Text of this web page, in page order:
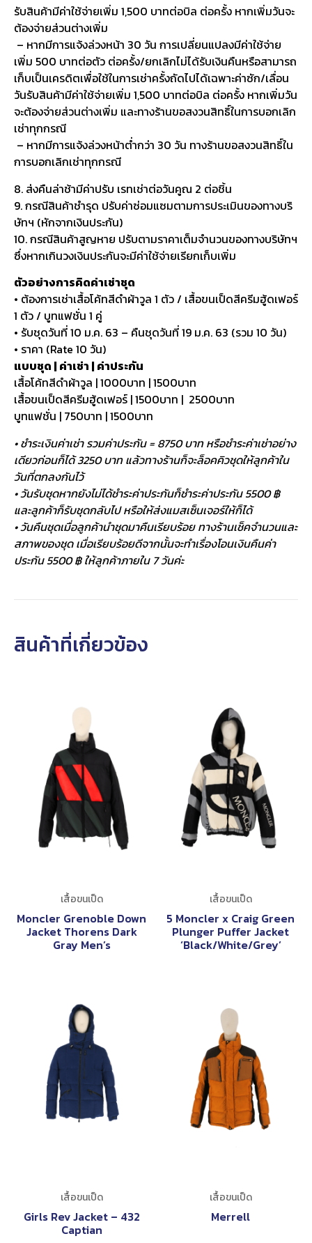
รับสินค้ามีค่าใช้จ่ายเพิ่ม 1,500 บาทต่อบิล ต่อครั้ง หากเพิ่มวันจะ
ต้องจ่ายส่วนต่างเพิ่ม
– หากมีการแจ้งล่วงหน้า 30 วัน การเปลี่ยนแปลงมีค่าใช้จ่าย
เพิ่ม 500 บาทต่อตัว ต่อครั้ง/ยกเลิกไม่ได้รับเงินคืนหรือสามารถ
เก็บเป็นเครดิตเพื่อใช้ในการเช่าครั้งถัดไปได้เฉพาะค่าซัก/เลื่อน
วันรับสินค้ามีค่าใช้จ่ายเพิ่ม 1,500 บาทต่อบิล ต่อครั้ง หากเพิ่มวัน
จะต้องจ่ายส่วนต่างเพิ่ม และทางร้านขอสงวนสิทธิ์ในการบอกเลิก
เช่าทุกกรณี
– หากมีการแจ้งล่วงหน้าต่ำกว่า 30 วัน ทางร้านขอสงวนสิทธิ์ใน
การบอกเลิกเช่าทุกกรณี
8. ส่งคืนล่าช้ามีค่าปรับ เรทเช่าต่อวันคูณ 2 ต่อชิ้น
9. กรณีสินค้าชำรุด ปรับค่าซ่อมแซมตามการประเมินของทางบริ
ษัทฯ (หักจากเงินประกัน)
10. กรณีสินค้าสูญหาย ปรับตามราคาเต็มจำนวนของทางบริษัทฯ
ซึ่งหากเกินวงเงินประกันจะมีค่าใช้จ่ายเรียกเก็บเพิ่ม
ตัวอย่างการคิดค่าเช่าชุด
• ต้องการเช่าเสื้อโค้ทสีดำผ้าวูล 1 ตัว / เสื้อขนเป็ดสีครีมฮู้ดเฟอร์
1 ตัว / บูทแฟชั่น 1 คู่
• รับชุดวันที่ 10 ม.ค. 63 – คืนชุดวันที่ 19 ม.ค. 63 (รวม 10 วัน)
• ราคา (Rate 10 วัน)
แบบชุด | ค่าเช่า | ค่าประกัน
เสื้อโค้ทสีดำผ้าวูล | 1000บาท | 1500บาท
เสื้อขนเป็ดสีครีมฮู้ดเฟอร์ | 1500บาท | 2500บาท
บูทแฟชั่น | 750บาท | 1500บาท
• ชำระเงินค่าเช่า รวมค่าประกัน = 8750 บาท หรือชำระค่าเช่าอย่าง
เดียวก่อนก็ได้ 3250 บาท แล้วทางร้านก็จะล็อคคิวชุดให้ลูกค้าใน
วันที่ตกลงกันไว้
• วันรับชุดหากยังไม่ได้ชำระค่าประกันก็ชำระค่าประกัน 5500 ฿
และลูกค้าก็รับชุดกลับไป หรือให้ส่งแมสเซ็นเจอร์ให้ก็ได้
• วันคืนชุดเมื่อลูกค้านำชุดมาคืนเรียบร้อย ทางร้านเช็คจำนวนและ
สภาพของชุด เมื่อเรียบร้อยดีจากนั้นจะทำเรื่องโอนเงินคืนค่า
ประกัน 5500 ฿ ให้ลูกค้าภายใน 7 วันค่ะ
สินค้าที่เกี่ยวข้อง
เสื้อขนเป็ด
Moncler Grenoble Down
Jacket Thorens Dark
Gray Men’s
เสื้อขนเป็ด
5 Moncler x Craig Green
Plunger Puffer Jacket
‘Black/White/Grey’
เสื้อขนเป็ด
Girls Rev Jacket – 432
Captian
เสื้อขนเป็ด
Merrell